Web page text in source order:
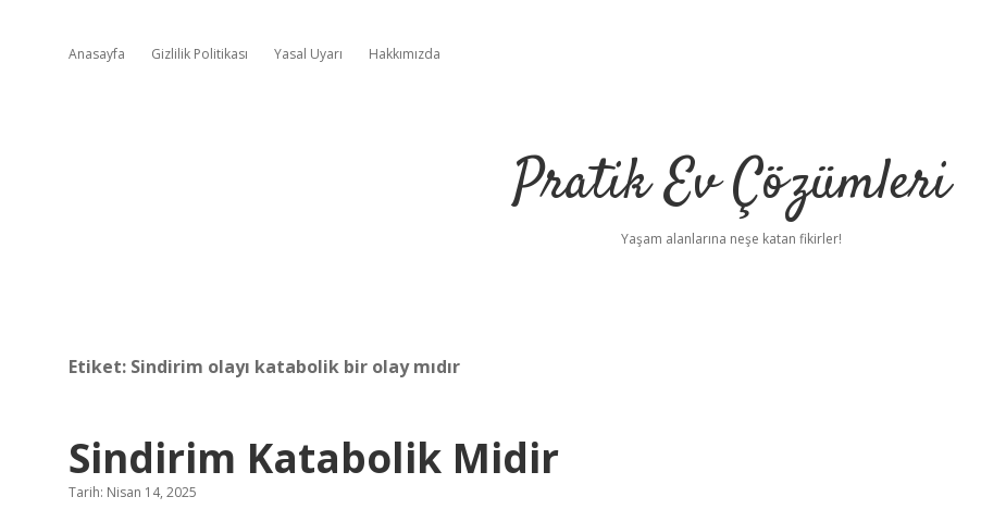
Anasayfa Gizlilik Politikası Yasal Uyarı Hakkımızda
Pratik Ev Çözümleri
Yaşam alanlarına neşe katan fikirler!
Etiket: Sindirim olayı katabolik bir olay mıdır
Sindirim Katabolik Midir
Tarih: Nisan 14, 2025